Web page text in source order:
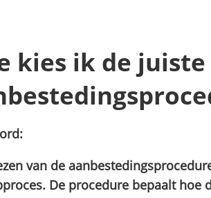
kies ik de juiste
van de
De procedure bepaalt hoe